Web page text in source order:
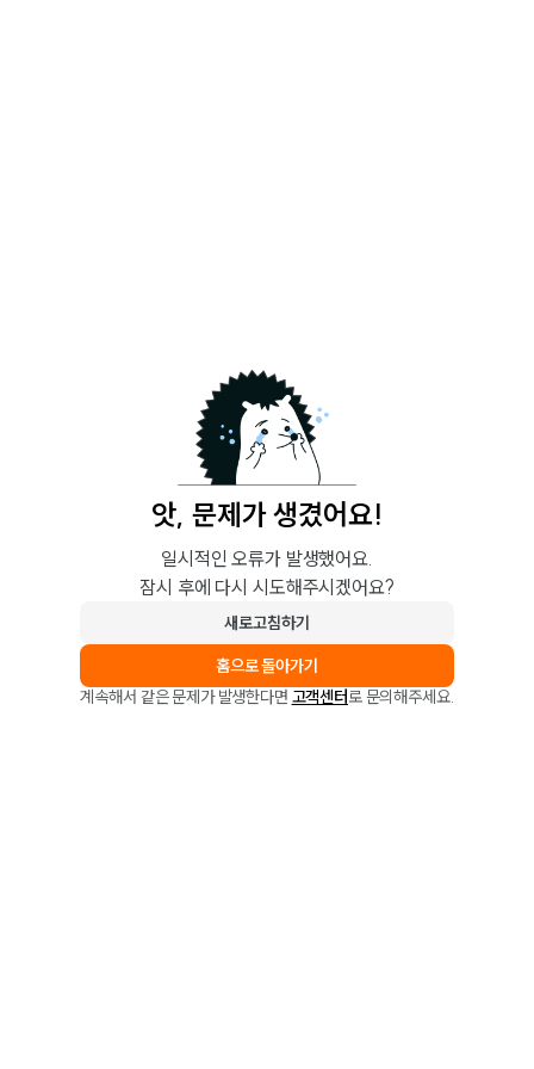
앗, 문제가 생겼어요!
일시적인 오류가 발생했어요.
잠시 후에 다시 시도해주시겠어요?
새로고침하기
홈으로 돌아가기
계속해서 같은 문제가 발생한다면 고객센터로 문의해주세요.